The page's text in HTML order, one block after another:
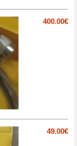
400.00€
49.00€